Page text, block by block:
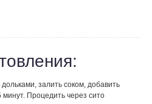
залить соком, добавить
Процедить через сито